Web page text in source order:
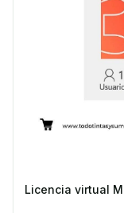
Licencia virtual